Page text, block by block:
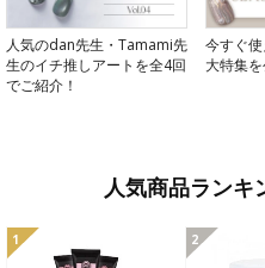
人気のdan先生・Tamami先
生のイチ推しアートを全4回
でご紹介！
今すぐ
大特集
人気商品ランキ
1 2